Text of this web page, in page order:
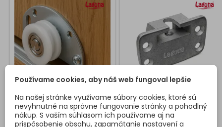
SPODNÉ KOLIESKO FAST
50KG
BOČNÉ UCHYTENIE DVERÍ
Používame cookies, aby náš web fungoval lepšie
Na našej stránke využívame súbory cookies, ktoré sú
nevyhnutné na správne fungovanie stránky a pohodlný
nákup. S vaším súhlasom ich používame aj na
prispôsobenie obsahu, zapamätanie nastavení a